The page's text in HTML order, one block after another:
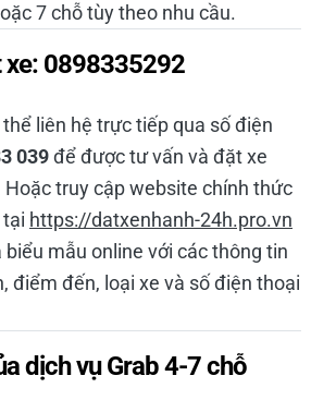
7 chỗ tùy theo nhu cầu.
xe: 0898335292
thể liên hệ trực tiếp qua số điện
039để được tư vấn và đặt xe
Hoặc truy cập website chính thức
https://datxenhanh-24h.pro.vn
mẫu online với các thông tin
điểm đến, loại xe và số điện thoại
dịch vụ Grab 4-7 chỗ